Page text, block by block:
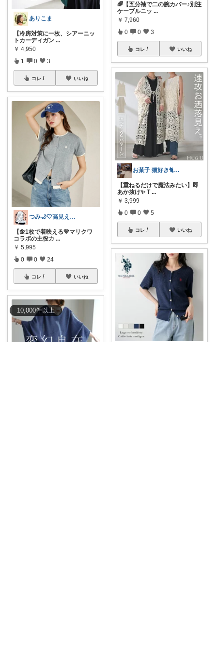
10,000件以上
ありこま
【冷房対策に一枚、シアーニッ
トカーディガン ...
￥ 4,950
1 0 3
コレ いいね
つみ🌙🤍高見えアクセ&ファッション
【🌼1枚で着映える💛マリクワ
コラボの主役カ ...
￥ 5,995
0 0 24
コレ いいね
🌈【五分袖で二の腕カバー♪別注
ケーブルニッ ...
￥ 7,960
0 0 3
コレ いいね
お菓子 猫好き🐈 ポラピスroom
【重ねるだけで魔法みたい】即
あか抜け✨ T ...
￥ 3,999
0 0 5
コレ いいね